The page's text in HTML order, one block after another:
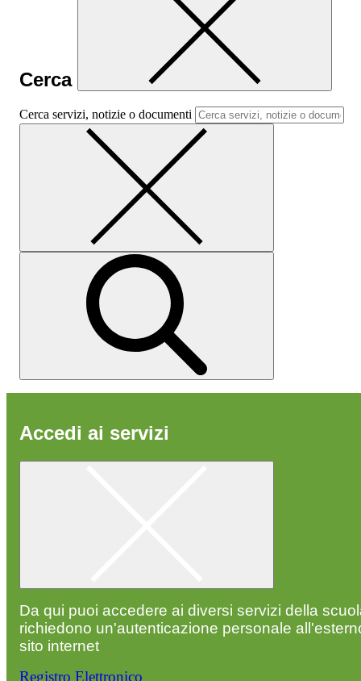
Cerca
Cerca servizi, notizie o documenti
Accedi ai servizi
Da qui puoi accedere ai diversi servizi della
richiedono un'autenticazione personale
sito internet
Registro Elettronico